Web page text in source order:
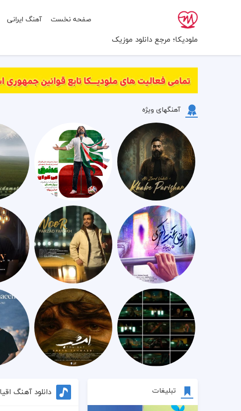
ملودیکا؛ مرجع دانلود موزیک
صفحه نخست آهنگ ایرانی
آهنگهای ویژه
تبلیغات دانلود آهنگ